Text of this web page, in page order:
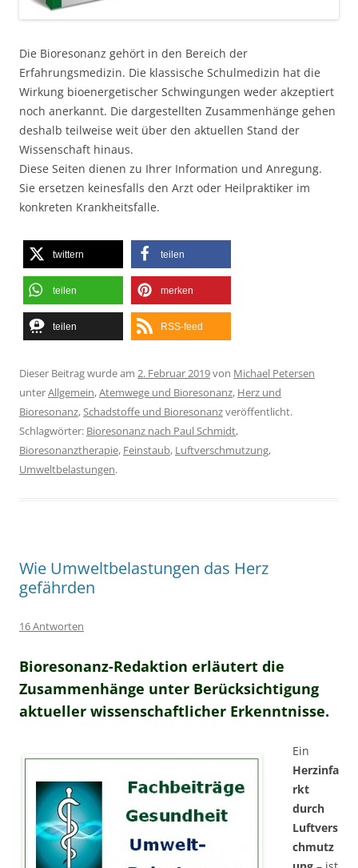
Die Bioresonanz gehört in den Bereich der
Erfahrungsmedizin. Die klassische Schulmedizin hat die
Wirkung bioenergetischer Schwingungen weder akzeptiert
noch anerkannt. Die dargestellten Zusammenhänge gehen
deshalb teilweise weit über den aktuellen Stand der
Wissenschaft hinaus.
Diese Seiten dienen zu Ihrer Information und Anregung.
Sie ersetzen keinesfalls den Arzt oder Heilpraktiker im
konkreten Krankheitsfalle.
twittern teilen
teilen merken
teilen RSS-feed
Dieser Beitrag wurde am 2. Februar 2019von Michael Petersen
unterAllgemein,Atemwege und Bioresonanz, Herz und
Bioresonanz,Schadstoffe und Bioresonanzveröffentlicht.
Schlagwörter: Bioresonanz nach Paul Schmidt,
Bioresonanztherapie, Feinstaub, Luftverschmutzung,
Umweltbelastungen.
Wie Umweltbelastungen das Herz
gefährden
16 Antworten
Bioresonanz-Redaktion erläutert die
Zusammenhänge unter Berücksichtigung
aktueller wissenschaftlicher Erkenntnisse.
Ein
Herzinfa
rkt
durch
Luftvers
chmutz